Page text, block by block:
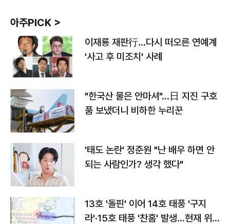
아주PICK >
이재룡 재판行…다시 떠오른 연예계
'사고 후 미조치' 사례
"한국산 물은 안마셔"…日 지진 구호
품 보냈더니 비하한 누리꾼
'태도 논란' 정준원 "난 배우 하면 안
되는 사람인가? 생각 했다"
13호 '돌핀' 이어 14호 태풍 '구지
라'·15호 태풍 '찬홈' 발생…현재 위